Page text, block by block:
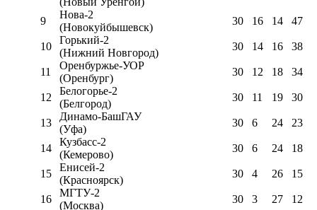
9
Нова-2
(Новокуйбышевск)
30 16 14 47
10
Горький-2
(Нижний Новгород)
30 14 16 38
11
Оренбуржье-УОР
(Оренбург)
30 12 18 34
12
Белогорье-2
(Белгород)
30 11 19 30
13
Динамо-БашГАУ
(Уфа)
30 6 24 23
14
Кузбасс-2
(Кемерово)
30 6 24 18
15
Енисей-2
(Красноярск)
30 4 26 15
16
МГТУ-2
(Москва)
30 3 27 12